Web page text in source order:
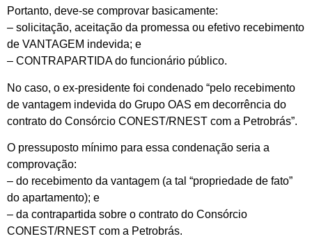
Portanto, deve-se comprovar basicamente:
– solicitação, aceitação da promessa ou efetivo recebimento
de VANTAGEM indevida; e
– CONTRAPARTIDA do funcionário público.
No caso, o ex-presidente foi condenado “pelo recebimento
de vantagem indevida do Grupo OAS em decorrência do
contrato do Consórcio CONEST/RNEST com a Petrobrás”.
O pressuposto mínimo para essa condenação seria a
comprovação:
– do recebimento da vantagem (a tal “propriedade de fato”
do apartamento); e
– da contrapartida sobre o contrato do Consórcio
CONEST/RNEST com a Petrobrás.